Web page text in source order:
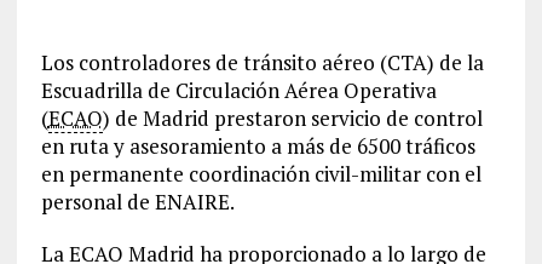
Los controladores de tránsito aéreo (CTA) de la
Escuadrilla de Circulación Aérea Operativa
(ECAO) de Madrid prestaron servicio de control
en ruta y asesoramiento a más de 6500 tráficos
en permanente coordinación civil-militar con el
personal de ENAIRE.
La ECAO Madrid ha proporcionado a lo largo de